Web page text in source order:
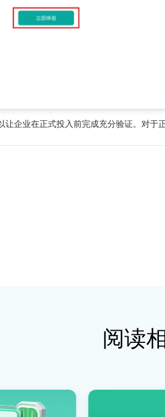
企业在正式投入前完成充分验证。对于
阅读